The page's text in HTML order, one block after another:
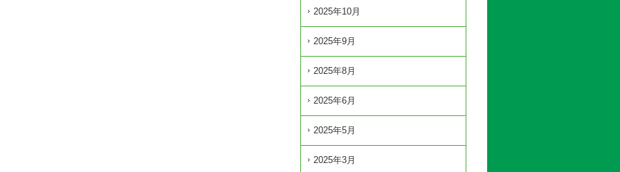
2025年10月
2025年9月
2025年8月
2025年6月
2025年5月
2025年3月